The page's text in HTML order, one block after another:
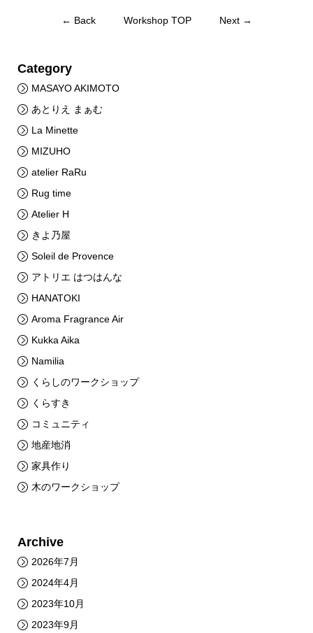
← Back Workshop TOP Next →
Category
MASAYO AKIMOTO
あとりえ まぁむ
La Minette
MIZUHO
atelier RaRu
Rug time
Atelier H
きよ乃屋
Soleil de Provence
アトリエ はつはんな
HANATOKI
Aroma Fragrance Air
Kukka Aika
Namilia
くらしのワークショップ
くらすき
コミュニティ
地産地消
家具作り
木のワークショップ
Archive
2026年7月
2024年4月
2023年10月
2023年9月